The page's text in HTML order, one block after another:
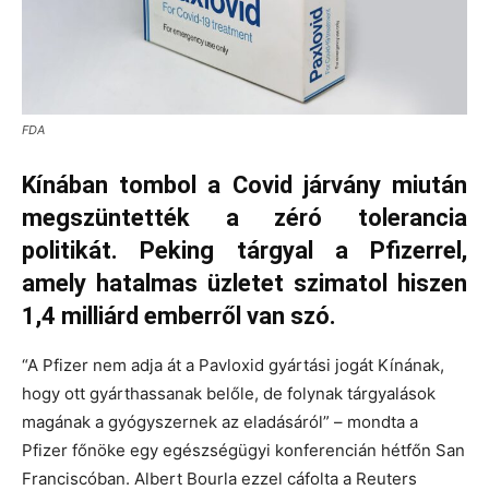
FDA
Kínában tombol a Covid járvány miután
megszüntették a zéró tolerancia
politikát. Peking tárgyal a Pfizerrel,
amely hatalmas üzletet szimatol hiszen
1,4 milliárd emberről van szó.
“A Pfizer nem adja át a Pavloxid gyártási jogát Kínának,
hogy ott gyárthassanak belőle, de folynak tárgyalások
magának a gyógyszernek az eladásáról” – mondta a
Pfizer főnöke egy egészségügyi konferencián hétfőn San
Franciscóban. Albert Bourla ezzel cáfolta a Reuters